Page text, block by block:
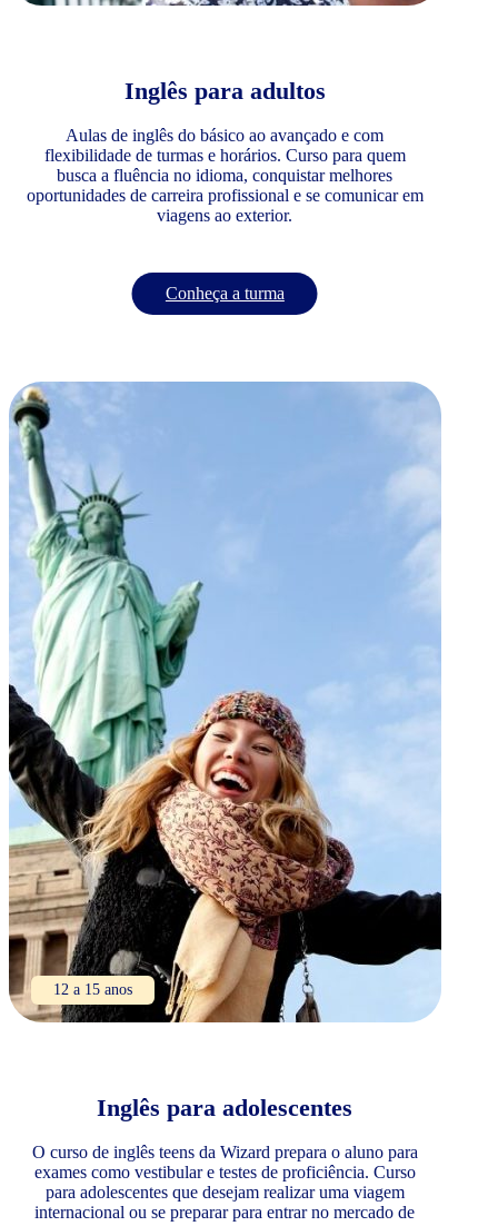
Inglês para adultos
Aulas de inglês do básico ao avançado e com
flexibilidade de turmas e horários. Curso para quem
busca a fluência no idioma, conquistar melhores
oportunidades de carreira profissional e se comunicar em
viagens ao exterior.
Conheça a turma
12 a 15 anos
Inglês para adolescentes
O curso de inglês teens da Wizard prepara o aluno para
exames como vestibular e testes de proficiência. Curso
para adolescentes que desejam realizar uma viagem
internacional ou se preparar para entrar no mercado de